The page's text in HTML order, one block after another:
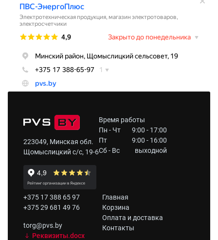
223049, Минская обл.
Щомыслицкий с/с, 19-6
Время работы
Пн - Чт
9:00 - 17:00
Пт
9:00 - 16:00
Сб - Вс
выходной
+375 17 388 65 97
+375 29 681 49 76
torg@pvs.by
Реквизиты.docx
Главная
Корзина
Оплата и доставка
Контакты